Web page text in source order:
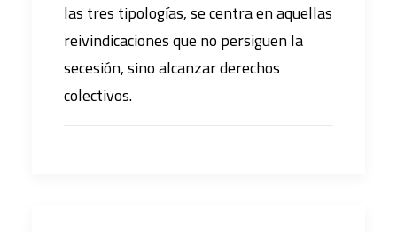
las tres tipologías, se centra en aquellas
reivindicaciones que no persiguen la
secesión, sino alcanzar derechos
colectivos.